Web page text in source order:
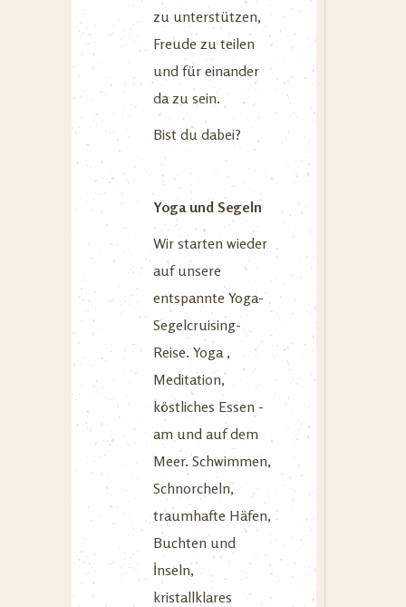
zu unterstützen,
Freude zu teilen
und für einander
da zu sein.
Bist du dabei?
Yoga und Segeln
Wir starten wieder
auf unsere
entspannte Yoga-
Segelcruising-
Reise. Yoga ,
Meditation,
köstliches Essen -
am und auf dem
Meer. Schwimmen,
Schnorcheln,
traumhafte Häfen,
Buchten und
İnseln,
kristallklares